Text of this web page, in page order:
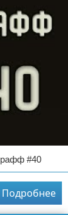
#40
Подробнее